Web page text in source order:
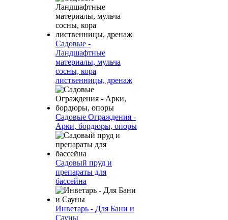
Садовые -
Ландшафтные
материалы, мульча
сосны, кора
лиственницы, дренаж
Садовые Ограждения -
Арки, бордюры, опоры
Садовый пруд и
препараты для
бассейна
Инветарь - Для Бани и
Сауны